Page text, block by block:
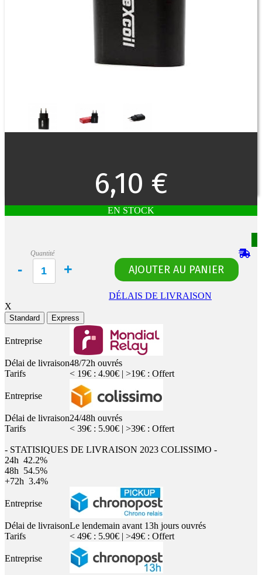
6,10 €
EN STOCK
Quantité
DÉLAIS DE LIVRAISON
X
Standard Express
Entreprise
Délai de livraison48/72h ouvrés
Tarifs
< 19€ : 4.90€ | >19€ : Offert
Entreprise
Délai de livraison24/48h ouvrés
Tarifs
< 39€ : 5.90€ | >39€ : Offert
- STATISIQUES DE LIVRAISON 2023 COLISSIMO -
24h 42.2%
48h 54.5%
+72h 3.4%
Entreprise
Délai de livraisonLe lendemain avant 13h jours ouvrés
Tarifs
< 49€ : 5.90€ | >49€ : Offert
Entreprise